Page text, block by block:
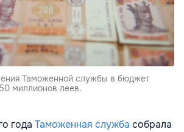
Таможенной службы в бюджет
миллионов леев.
года Таможенная служба собрала